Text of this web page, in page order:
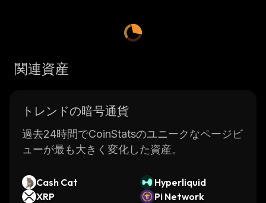
関連資産
トレンドの暗号通貨
過去24時間でCoinStatsのユニークなページビ
ューが最も大きく変化した資産。
Cash Cat
Hyperliquid
XRP
Pi Network